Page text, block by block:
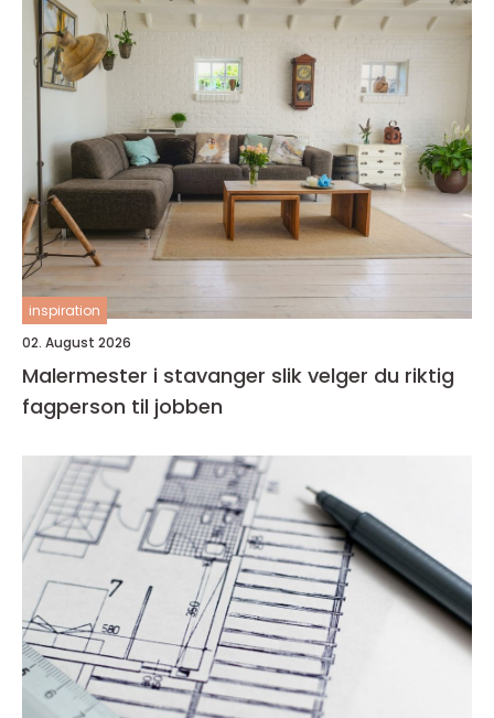
inspiration
02. August 2026
Malermester i stavanger slik velger du riktig
fagperson til jobben